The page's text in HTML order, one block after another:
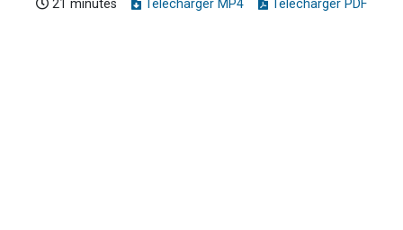
21 minutes Télécharger MP4 Télécharger PDF